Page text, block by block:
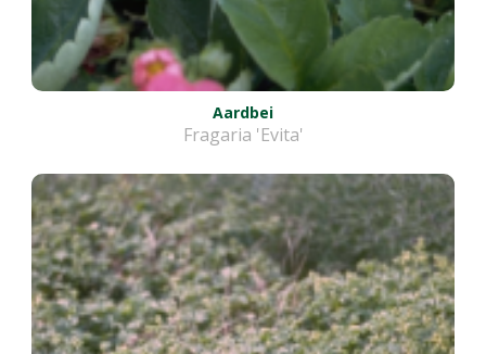
Aardbei
Fragaria 'Evita'